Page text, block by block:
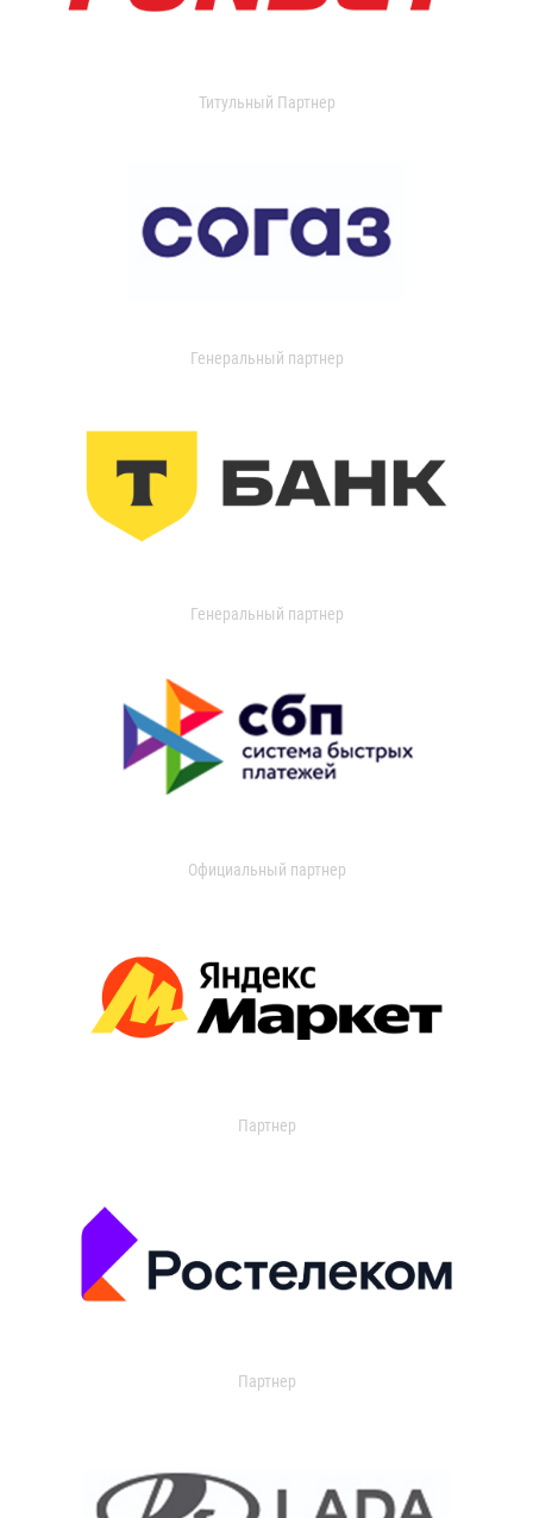
Титульный Партнер
Генеральный партнер
Генеральный партнер
Официальный партнер
Партнер
Партнер